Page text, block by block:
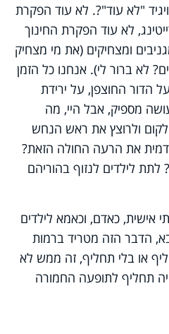
"לא עוד"?. לא עוד הפקרת
לא עוד הפקרת החינוך
ומצחיקים (את מי מצחיק
לא ברור לי). אנחנו כל הזמן
הדור החוצפן, על ירידת
מספיק, אבל היי, מה
לקום ולרוצץ את ראש הנחש
את הרעה החולה הזאת?
לתת לילדים לנזוף בהוריהם
אישית, כאדם, וכאמא לילדים
הדבר הזה מטריד ברמות
או בלי תחליף, זה ממש לא
תחליף לתופעה החמורה